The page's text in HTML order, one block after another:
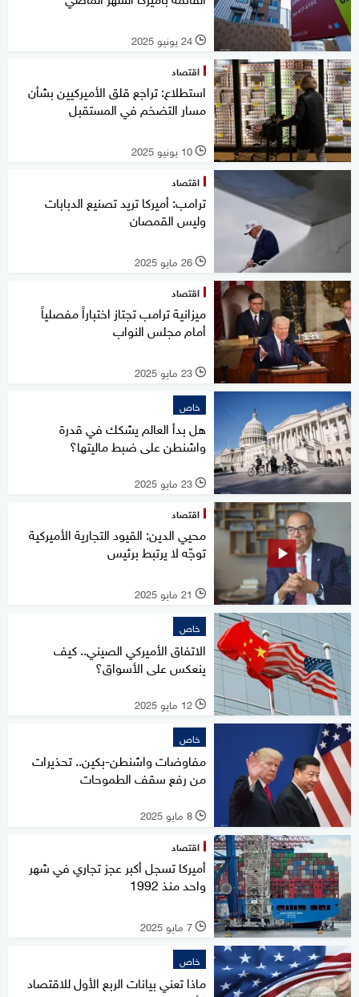
l 24 يونيو 2025
اقتصاد
استطلاع: تراجع قلق الأميركيين بشأن
مسار التضخم في المستقبل
l 10 يونيو 2025
اقتصاد
ترامب: أميركا تريد تصنيع الدبابات
وليس القمصان
l 26 مايو 2025
اقتصاد
ميزانية ترامب تجتاز اختباراً مفصلياً
أمام مجلس النواب
l 23 مايو 2025
خاص
هل بدأ العالم يشكك في قدرة
واشنطن على ضبط ماليتها؟
l 23 مايو 2025
اقتصاد
محيي الدين: القيود التجارية الأميركية
توجّه لا يرتبط برئيس
l 21 مايو 2025
خاص
الاتفاق الأميركي الصيني.. كيف
ينعكس على الأسواق؟
l 12 مايو 2025
خاص
مفاوضات واشنطن-بكين.. تحذيرات
من رفع سقف الطموحات
l 8 مايو 2025
اقتصاد
أميركا تسجل أكبر عجز تجاري في شهر
واحد منذ 1992
l 7 مايو 2025
خاص
ماذا تعني بيانات الربع الأول للاقتصاد